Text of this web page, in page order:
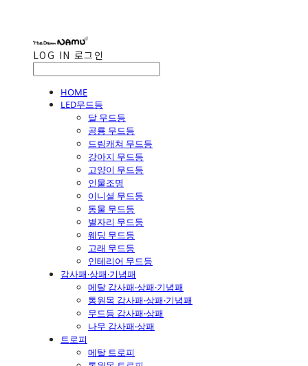
LOG IN 로그인
HOME
LED무드등
달 무드등
공룡 무드등
드림캐쳐 무드등
강아지 무드등
고양이 무드등
인물조명
이니셜 무드등
동물 무드등
별자리 무드등
웨딩 무드등
고래 무드등
인테리어 무드등
감사패·상패·기념패
메탈 감사패·상패·기념패
통원목 감사패·상패·기념패
무드등 감사패·상패
나무 감사패·상패
트로피
메탈 트로피